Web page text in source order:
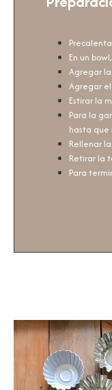
En un
Agregar
Agregar
Estirar la
Para la
hasta que
Rellenar
Retirar la
Para